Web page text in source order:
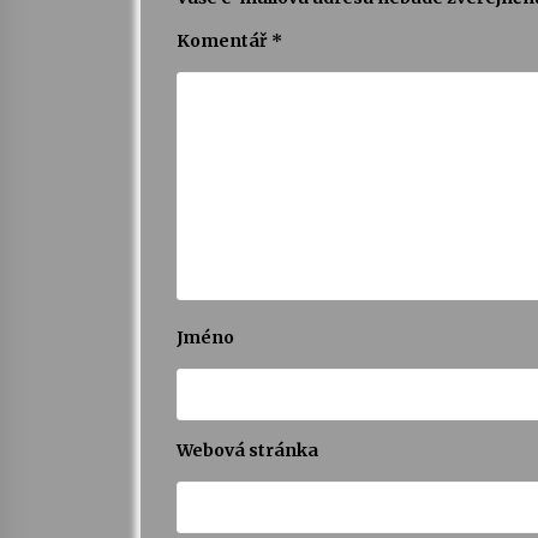
Komentář *
Jméno
Webová stránka